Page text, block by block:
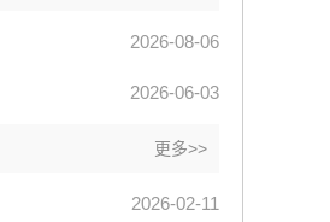
2026-08-06
2026-06-03
更多>>
2026-02-11